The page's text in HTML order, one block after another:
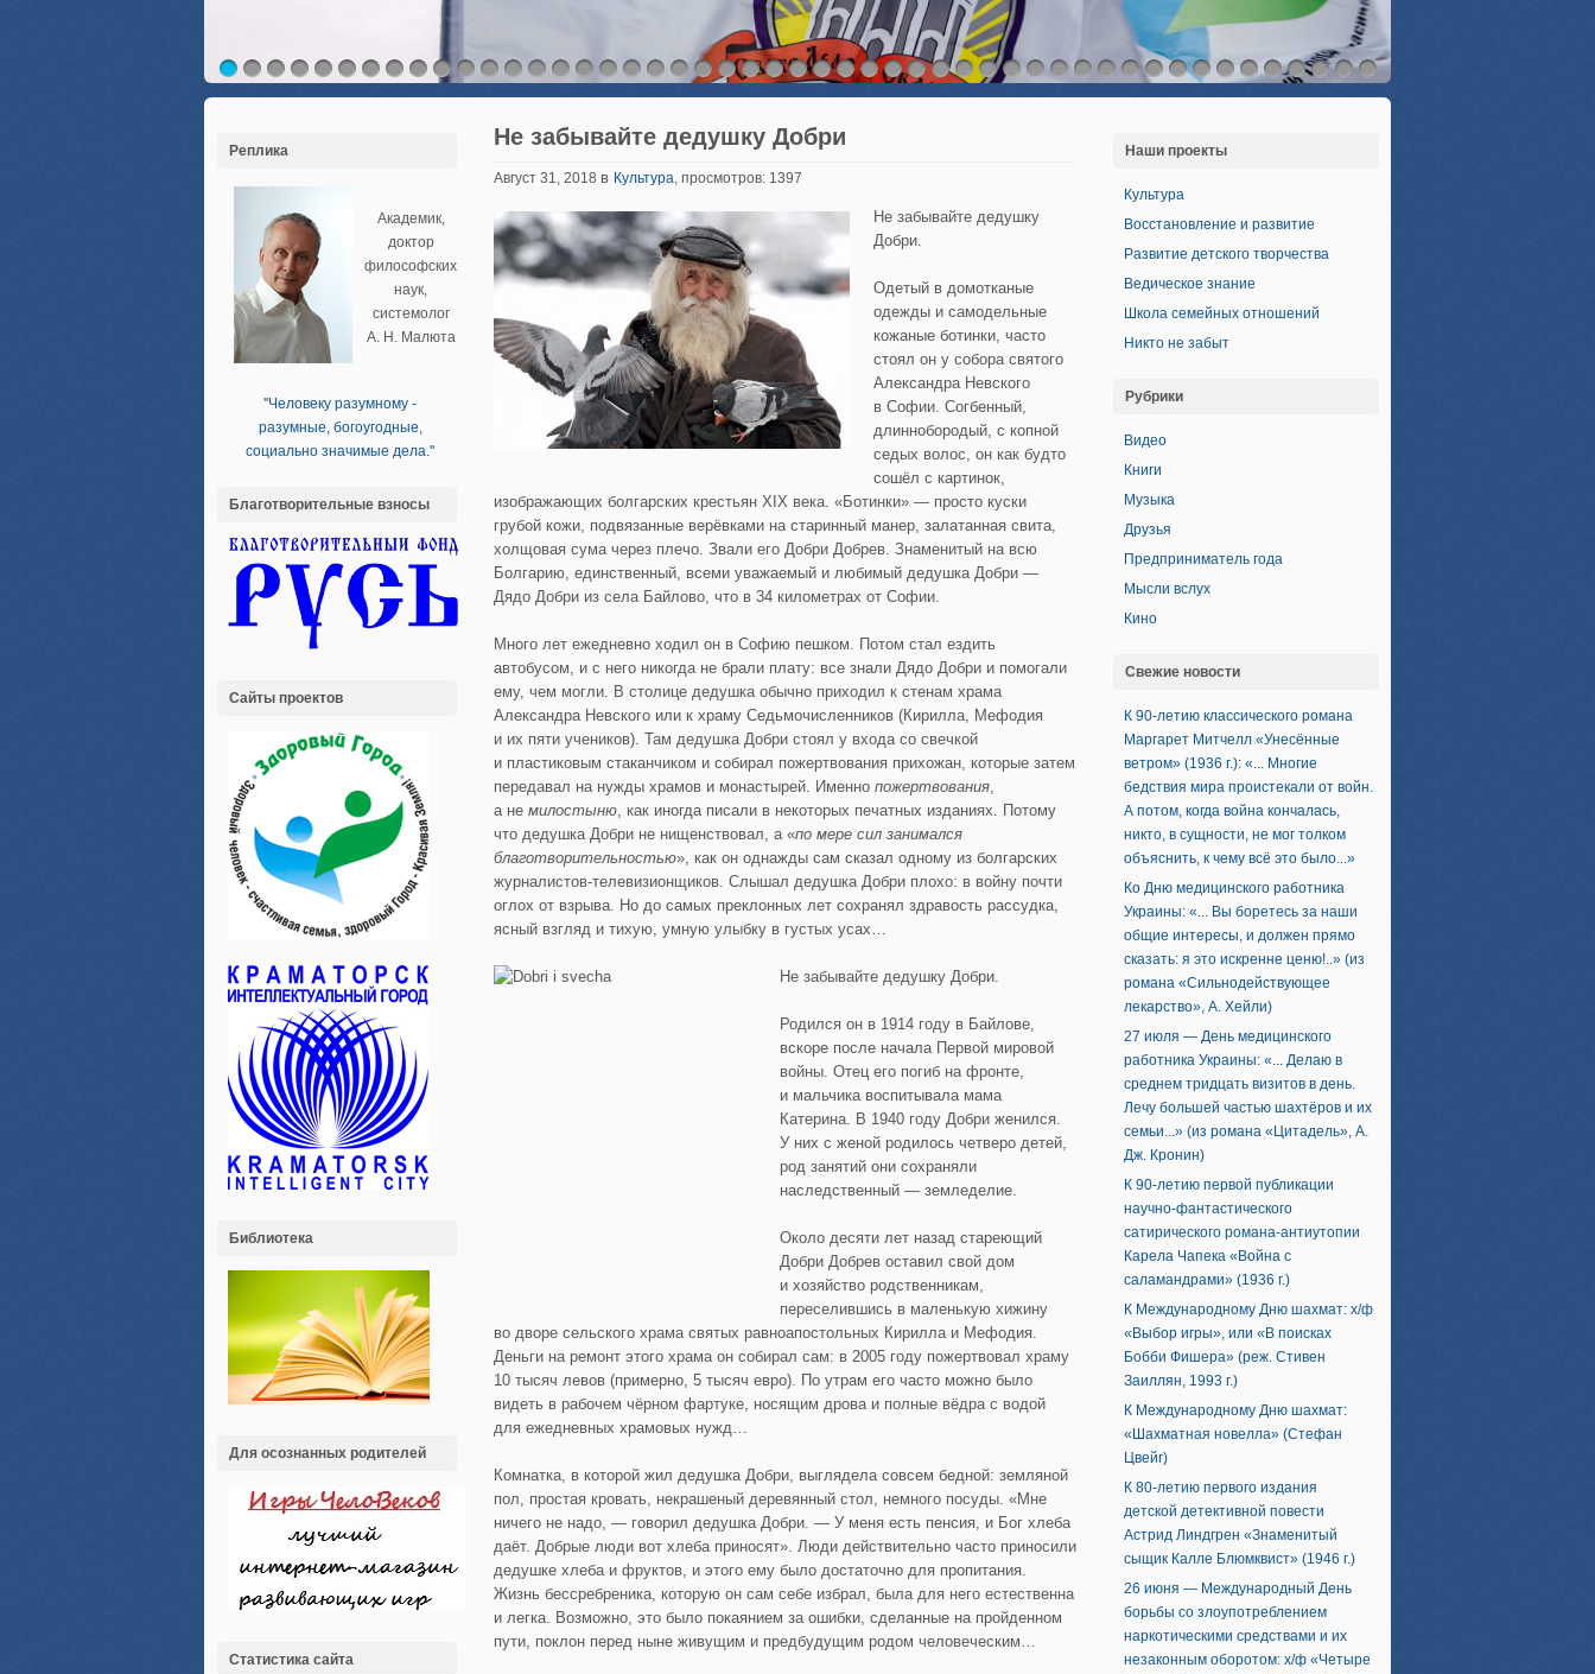
Реплика
Академик,
доктор
философских
наук,
системолог
А. Н. Малюта
''Человеку разумному -
разумные, богоугодные,
социально значимые дела.''
Благотворительные взносы
Сайты проектов
Библиотека
Для осознанных родителей
Статистика сайта
Не забывайте дедушку Добри
Август 31, 2018 в Культура, просмотров: 1397
Не забывайте дедушку
Добри.
Одетый в домотканые
одежды и самодельные
кожаные ботинки, часто
стоял он у собора святого
Александра Невского
в Софии. Согбенный,
длиннобородый, с копной
седых волос, он как будто
сошёл с картинок,
изображающих болгарских крестьян XIX века. «Ботинки» — просто куски
грубой кожи, подвязанные верёвками на старинный манер, залатанная свита,
холщовая сума через плечо. Звали его Добри Добрев. Знаменитый на всю
Болгарию, единственный, всеми уважаемый и любимый дедушка Добри —
Дядо Добри из села Байлово, что в 34 километрах от Софии.
Много лет ежедневно ходил он в Софию пешком. Потом стал ездить
автобусом, и с него никогда не брали плату: все знали Дядо Добри и помогали
ему, чем могли. В столице дедушка обычно приходил к стенам храма
Александра Невского или к храму Седьмочисленников (Кирилла, Мефодия
и их пяти учеников). Там дедушка Добри стоял у входа со свечкой
и пластиковым стаканчиком и собирал пожертвования прихожан, которые затем
передавал на нужды храмов и монастырей. Именно пожертвования,
а не милостыню, как иногда писали в некоторых печатных изданиях. Потому
что дедушка Добри не нищенствовал, а «по мере сил занимался
благотворительностью», как он однажды сам сказал одному из болгарских
журналистов-телевизионщиков. Слышал дедушка Добри плохо: в войну почти
оглох от взрыва. Но до самых преклонных лет сохранял здравость рассудка,
ясный взгляд и тихую, умную улыбку в густых усах…
Не забывайте дедушку Добри.
Родился он в 1914 году в Байлове,
вскоре после начала Первой мировой
войны. Отец его погиб на фронте,
и мальчика воспитывала мама
Катерина. В 1940 году Добри женился.
У них с женой родилось четверо детей,
род занятий они сохраняли
наследственный — земледелие.
Около десяти лет назад стареющий
Добри Добрев оставил свой дом
и хозяйство родственникам,
переселившись в маленькую хижину
во дворе сельского храма святых равноапостольных Кирилла и Мефодия.
Деньги на ремонт этого храма он собирал сам: в 2005 году пожертвовал храму
10 тысяч левов (примерно, 5 тысяч евро). По утрам его часто можно было
видеть в рабочем чёрном фартуке, носящим дрова и полные вёдра с водой
для ежедневных храмовых нужд…
Комнатка, в которой жил дедушка Добри, выглядела совсем бедной: земляной
пол, простая кровать, некрашеный деревянный стол, немного посуды. «Мне
ничего не надо, — говорил дедушка Добри. — У меня есть пенсия, и Бог хлеба
даёт. Добрые люди вот хлеба приносят». Люди действительно часто приносили
дедушке хлеба и фруктов, и этого ему было достаточно для пропитания.
Жизнь бессребреника, которую он сам себе избрал, была для него естественна
и легка. Возможно, это было покаянием за ошибки, сделанные на пройденном
пути, поклон перед ныне живущим и предбудущим родом человеческим…
Наши проекты
Культура
Восстановление и развитие
Развитие детского творчества
Ведическое знание
Школа семейных отношений
Никто не забыт
Рубрики
Видео
Книги
Музыка
Друзья
Предприниматель года
Мысли вслух
Кино
Свежие новости
К 90-летию классического романа
Маргарет Митчелл «Унесённые
ветром» (1936 г.): «... Многие
бедствия мира проистекали от войн.
А потом, когда война кончалась,
никто, в сущности, не мог толком
объяснить, к чему всё это было...»
Ко Дню медицинского работника
Украины: «... Вы боретесь за наши
общие интересы, и должен прямо
сказать: я это искренне ценю!..» (из
романа «Сильнодействующее
лекарство», А. Хейли)
27 июля — День медицинского
работника Украины: «... Делаю в
среднем тридцать визитов в день.
Лечу большей частью шахтёров и их
семьи...» (из романа «Цитадель», А.
Дж. Кронин)
К 90-летию первой публикации
научно-фантастического
сатирического романа-антиутопии
Карела Чапека «Война с
саламандрами» (1936 г.)
К Международному Дню шахмат: х/ф
«Выбор игры», или «В поисках
Бобби Фишера» (реж. Стивен
Заиллян, 1993 г.)
К Международному Дню шахмат:
«Шахматная новелла» (Стефан
Цвейг)
К 80-летию первого издания
детской детективной повести
Астрид Линдгрен «Знаменитый
сыщик Калле Блюмквист» (1946 г.)
26 июня — Международный День
борьбы со злоупотреблением
наркотическими средствами и их
незаконным оборотом: х/ф «Четыре